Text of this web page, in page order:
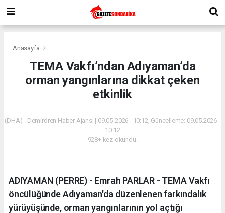
Anasayfa
TEMA Vakfı’ndan Adıyaman’da
orman yangınlarına dikkat çeken
etkinlik
(DHA) - Demirören Haber Ajansı | 09.05.2026 - 10:12, Güncelleme: 09.05.2026 -
10:12
928+ kez okundu.
ADIYAMAN (PERRE) - Emrah PARLAR - TEMA Vakfı
öncülüğünde Adıyaman'da düzenlenen farkındalık
yürüyüşünde, orman yangınlarının yol açtığı